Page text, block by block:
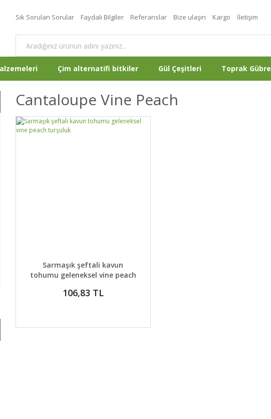
Sık Sorulan Sorular Faydalı Bilgiler Referanslar Bize ulaşın Kargo İletişim
Çim alternatifi bitkiler Gül Çeşitleri Toprak Gübre
Cantaloupe Vine Peach
DETAYLAR GELİNCE HABER VER
Sarmaşık şeftali kavun
tohumu geleneksel vine peach
106,83 TL